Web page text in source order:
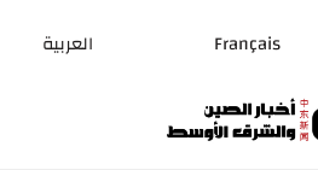
Français العربية